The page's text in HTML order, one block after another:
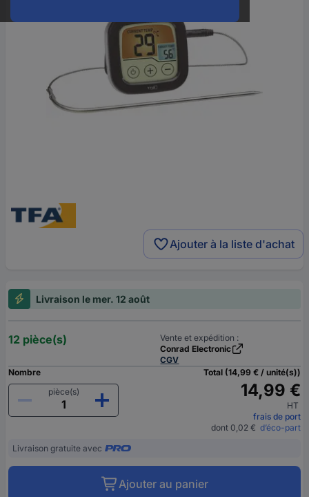
Ajouter à la liste d'achat
Livraison le mer. 12 août
12 pièce(s)
Vente et expédition :
Conrad Electronic
CGV
Nombre
pièce(s)
Total (14,99 € / unité(s))
14,99 €
HT
frais de port
dont 0,02 € d’éco-part
Livraison gratuite avec
Ajouter au panier